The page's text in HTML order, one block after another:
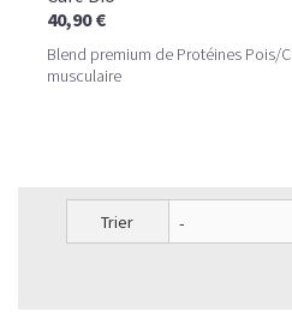
40,90 €
Blend premium de Protéines Pois/
musculaire
Trier